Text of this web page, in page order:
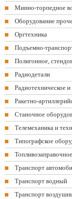
Минно-торпедное
Оборудование
Оргтехника
Подъемно-
Полигонное,
Радиодетали
Радиотехническое
Ракетно-
Станочное
Телемеханика и
Типографское
Транспорт
Транспорт водный
Транспорт